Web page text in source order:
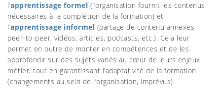
l’apprentissage formel (l’organisation fournit les contenus
nécessaires à la complétion de la formation) et
l’apprentissage informel (partage de contenu annexes
peer-to-peer, vidéos, articles, podcasts, etc.). Cela leur
permet en outre de monter en compétences et de les
approfondir sur des sujets variés au cœur de leurs enjeux
métier, tout en garantissant l’adaptativité de la formation
(changements au sein de l’organisation, imprévus).